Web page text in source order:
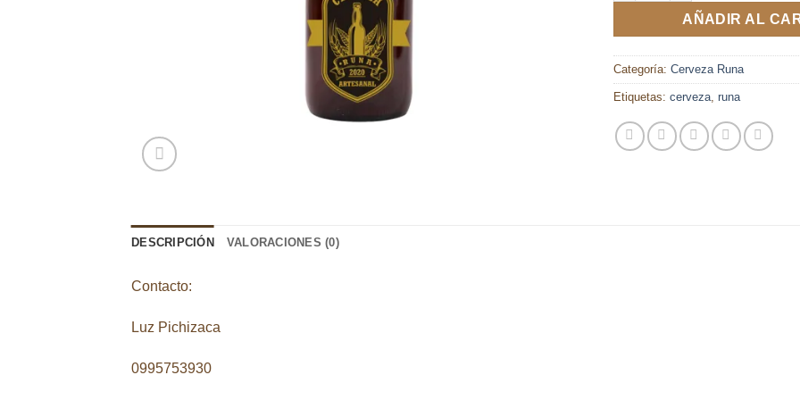
AÑADIR AL
Categoría: Cerveza Runa
Etiquetas: cerveza runa
DESCRIPCIÓN VALORACIONES (0)
Contacto:
Luz Pichizaca
0995753930